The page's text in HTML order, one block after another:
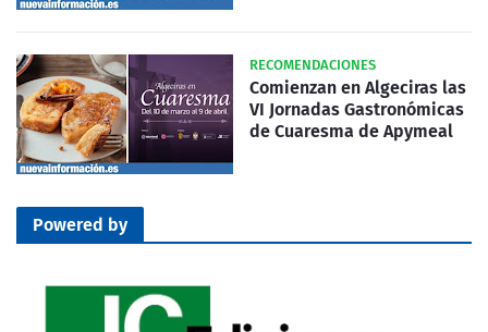
RECOMENDACIONES
Comienzan en Algeciras las
VI Jornadas Gastronómicas
de Cuaresma de Apymeal
Powered by